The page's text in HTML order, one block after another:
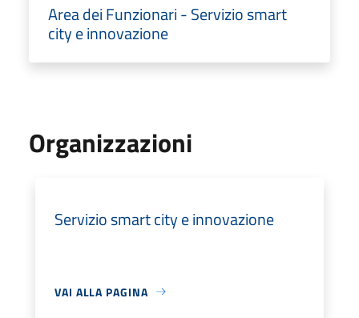
Area dei Funzionari - Servizio smart
city e innovazione
Organizzazioni
Servizio smart city e innovazione
VAI ALLA PAGINA